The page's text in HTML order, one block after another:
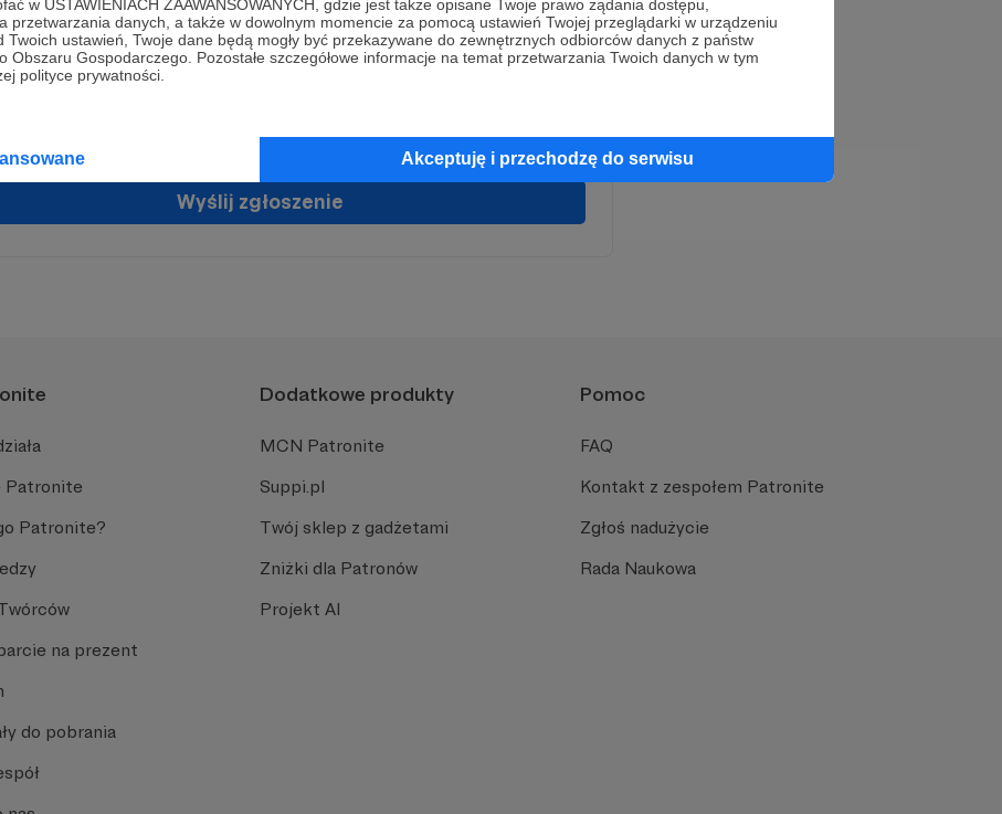
w USTAWIENIACH ZAAWANSOWANYCH, gdzie jest także opisane Twoje prawo żądania dostępu,
przetwarzania danych, a także w dowolnym momencie za pomocą ustawień Twojej przeglądarki w urządzeniu
ustawień, Twoje dane będą mogły być przekazywane do zewnętrznych odbiorców danych z państw
Gospodarczego. Pozostałe szczegółowe informacje na temat przetwarzania Twoich danych w tym
polityce prywatności.
Akceptuję i przechodzę do serwisu
zgodę na przetwarzanie moich danych osobowych przez Patronite
Twoich danych osobowych jest Crowd8 sp. z o.o. z siedziba w Warszawie, ul. Żwirki i
16, 02-092 Warszawa. Twoje dane osobowe będą przetwarzane w szczególności w celu wykonania
zawartej z Tobą, w tym do umożliwienia świadczenia usługi drogą elektroniczną oraz pełnego
z platformy Patronite.pl, w tym możliwości dokonywania oraz otrzymywania wsparcia na naszej
spełnienie wszystkich Twoich praw wynikających z ogólnego rozporządzenia o ochronie
tj. prawo dostępu, sprostowania oraz usunięcia Twoich danych, ograniczenia ich przetwarzania,
a także prawo wyrażenia sprzeciwu wobec przetwarzania Twoich danych osobowych.
dla osób niepełnoletnich możliwa jest po przekazaniu podpisanego formularza "Zgodna na
zgodę
Wyślij zgłoszenie
Patronite
Patronite?
na prezent
do pobrania
Dodatkowe produkty
MCN Patronite
Suppi.pl
Twój sklep z gadżetami
Zniżki dla Patronów
Projekt AI
Pomoc
FAQ
Kontakt z zespołem Patronite
Zgłoś nadużycie
Rada Naukowa